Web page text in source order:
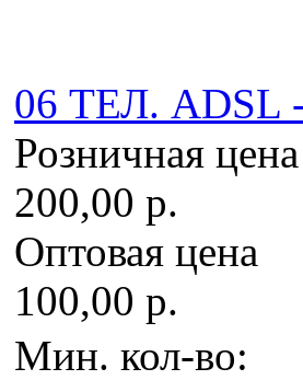
06 ТЕЛ. ADSL
Розничная цена
200,00 р.
Оптовая цена
100,00 р.
Мин. кол-во: